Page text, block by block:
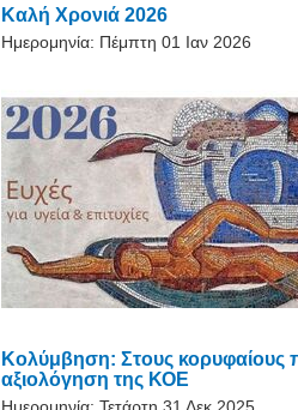
Καλή Χρονιά 2026
Ημερομηνία: Πέμπτη 01 Ιαν 2026
Κολύμβηση: Στους κορυφαίους
αξιολόγηση της ΚΟΕ